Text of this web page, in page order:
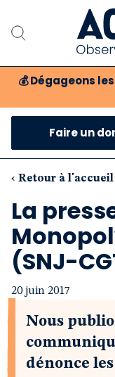
💰 Dégageons
Notre
Faire un
‹ Retour à l'accueil
La
(SNJ-
20 juin 2017
Nous
dénonce